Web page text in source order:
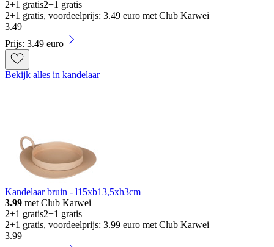
2+1 gratis2+1 gratis
2+1 gratis, voordeelprijs: 3.49 euro met Club Karwei
3.49
Prijs: 3.49 euro
Bekijk alles in kandelaar
Kandelaar bruin - l15xb13,5xh3cm
3.99 met Club Karwei
2+1 gratis2+1 gratis
2+1 gratis, voordeelprijs: 3.99 euro met Club Karwei
3.99